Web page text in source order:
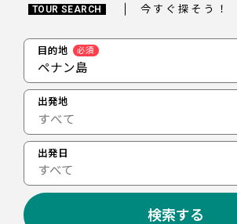
TOUR SEARCH 今すぐ探そう！
目的地 必須
ペナン島
出発地
出発日
すべて
検索する